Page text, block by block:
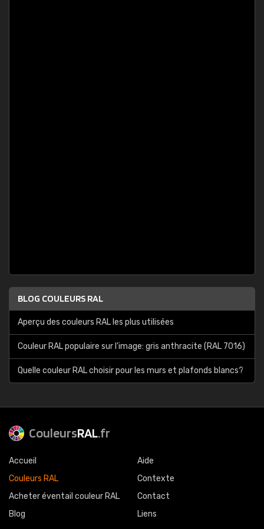
BLOG COULEURS RAL
Aperçu des couleurs RAL les plus utilisées
Couleur RAL populaire sur l'image: gris anthracite (RAL 7016)
Quelle couleur RAL choisir pour les murs et plafonds blancs?
CouleursRAL.fr
Accueil
Couleurs RAL
Acheter éventail couleur RAL
Blog
Aide
Contexte
Contact
Liens